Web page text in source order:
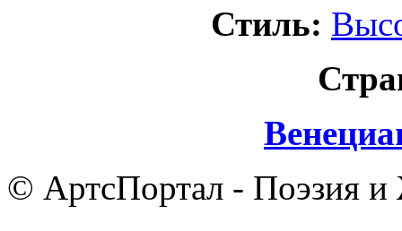
Стиль:
© АртсПортал - Поэзия